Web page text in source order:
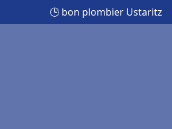
🕒 bon plombier Ustaritz